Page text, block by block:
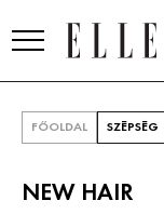
FŐOLDAL SZÉPSÉG
NEW HAIR